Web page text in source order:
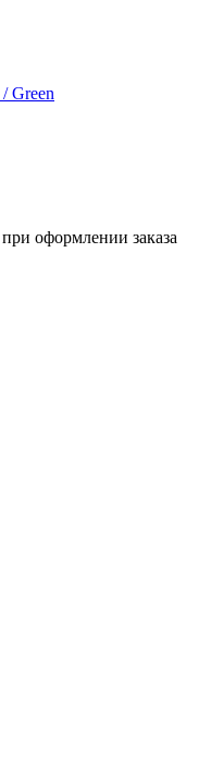
Green
оформлении заказа